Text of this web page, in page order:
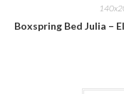
Boxspring Bed Julia –